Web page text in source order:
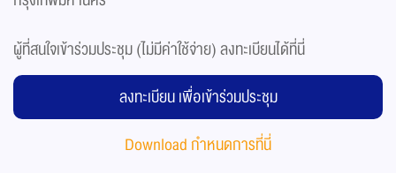
ผู้ที่สนใจเข้าร่วมประชุม (ไม่มีค่าใช้จ่าย) ลงทะเบียนได้ที่นี่
ลงทะเบียน เพื่อเข้าร่วมประชุม
Download กำหนดการที่นี่